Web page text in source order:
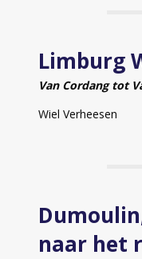
Limburg
Van Cordang tot
Wiel Verheesen
naar het